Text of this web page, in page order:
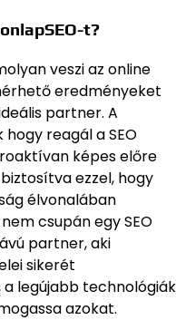
t?
veszi az online
eredményeket
partner. A
reagál a SEO
képes előre
ezzel, hogy
élvonalában
csupán egy SEO
partner, aki
sikerét
legújabb technológiák
azokat.